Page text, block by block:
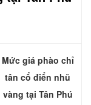
Mức giá phào chỉ
tân cổ điển nhũ
vàng tại Tân Phú